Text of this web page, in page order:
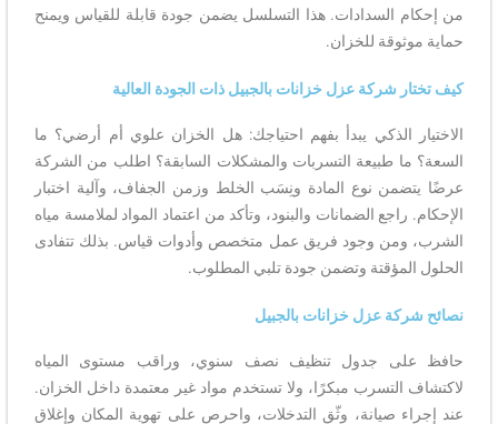
من إحكام السدادات. هذا التسلسل يضمن جودة قابلة للقياس ويمنح
حماية موثوقة للخزان.
كيف تختار شركة عزل خزانات بالجبيل ذات الجودة العالية
الاختيار الذكي يبدأ بفهم احتياجك: هل الخزان علوي أم أرضي؟ ما
السعة؟ ما طبيعة التسربات والمشكلات السابقة؟ اطلب من الشركة
عرضًا يتضمن نوع المادة ونِسَب الخلط وزمن الجفاف، وآلية اختبار
الإحكام. راجع الضمانات والبنود، وتأكد من اعتماد المواد لملامسة مياه
الشرب، ومن وجود فريق عمل متخصص وأدوات قياس. بذلك تتفادى
الحلول المؤقتة وتضمن جودة تلبي المطلوب.
نصائح شركة عزل خزانات بالجبيل
حافظ على جدول تنظيف نصف سنوي، وراقب مستوى المياه
لاكتشاف التسرب مبكرًا، ولا تستخدم مواد غير معتمدة داخل الخزان.
عند إجراء صيانة، وثّق التدخلات، واحرص على تهوية المكان وإغلاق